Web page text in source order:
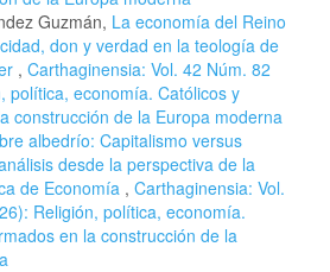
Guzmán, La economía del Reino
don y verdad en la teología de
, Carthaginensia: Vol. 42 Núm. 82
política, economía. Católicos y
construcción de la Europa moderna
albedrío: Capitalismo versus
desde la perspectiva de la
de Economía , Carthaginensia: Vol.
Religión, política, economía.
en la construcción de la